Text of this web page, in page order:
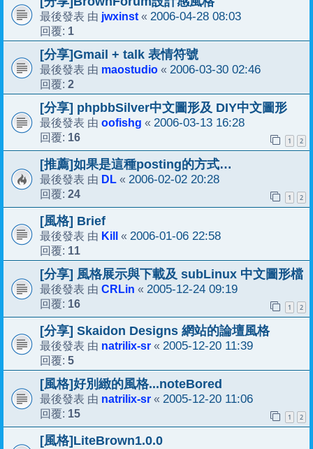
最後發表 由 jwxinst « 2006-04-28 08:03
回覆: 1
[分享]Gmail + talk 表情符號
最後發表 由 maostudio « 2006-03-30 02:46
回覆: 2
[分享] phpbbSilver中文圖形及 DIY中文圖形
最後發表 由 oofishg « 2006-03-13 16:28
回覆: 16 1 2
[推薦]如果是這種posting的方式…
最後發表 由 DL « 2006-02-02 20:28
回覆: 24 1 2
[風格] Brief
最後發表 由 Kill « 2006-01-06 22:58
回覆: 11
[分享] 風格展示與下載及 subLinux 中文圖形檔
最後發表 由 CRLin « 2005-12-24 09:19
回覆: 16 1 2
[分享] Skaidon Designs 網站的論壇風格
最後發表 由 natrilix-sr « 2005-12-20 11:39
回覆: 5
[風格]好別緻的風格...noteBored
最後發表 由 natrilix-sr « 2005-12-20 11:06
回覆: 15 1 2
[風格]LiteBrown1.0.0